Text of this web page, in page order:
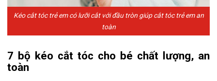
Kéo cắt tóc trẻ em có lưỡi cắt với đầu tròn giúp cắt tóc trẻ em an
toàn
7 bộ kéo cắt tóc cho bé chất lượng, an
toàn